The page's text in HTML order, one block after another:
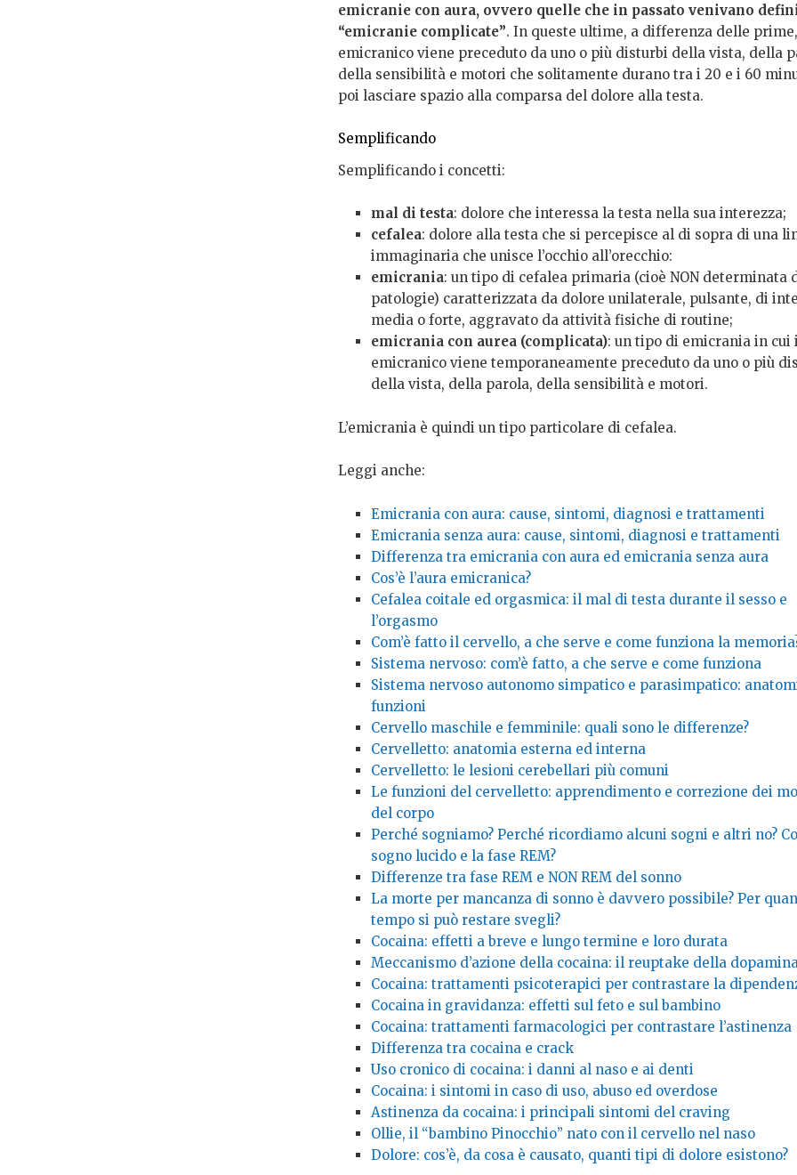
emicranie con aura, ovvero quelle che in passato venivano
“emicranie complicate”. In queste ultime, a differenza delle
emicranico viene preceduto da uno o più disturbi della vista, della
della sensibilità e motori che solitamente durano tra i 20 e i 60
poi lasciare spazio alla comparsa del dolore alla testa.
Semplificando
Semplificando i concetti:
mal di testa: dolore che interessa la testa nella sua interezza;
cefalea: dolore alla testa che si percepisce al di sopra di una
immaginaria che unisce l’occhio all’orecchio:
emicrania: un tipo di cefalea primaria (cioè NON determinata
patologie) caratterizzata da dolore unilaterale, pulsante, di
media o forte, aggravato da attività fisiche di routine;
emicrania con aurea (complicata): un tipo di emicrania in cui
emicranico viene temporaneamente preceduto da uno o più
della vista, della parola, della sensibilità e motori.
L’emicrania è quindi un tipo particolare di cefalea.
Leggi anche:
Emicrania con aura: cause, sintomi, diagnosi e trattamenti
Emicrania senza aura: cause, sintomi, diagnosi e trattamenti
Differenza tra emicrania con aura ed emicrania senza aura
Cos’è l’aura emicranica?
Cefalea coitale ed orgasmica: il mal di testa durante il sesso e
l’orgasmo
Com’è fatto il cervello, a che serve e come funziona la
Sistema nervoso: com’è fatto, a che serve e come funziona
Sistema nervoso autonomo simpatico e parasimpatico:
funzioni
Cervello maschile e femminile: quali sono le differenze?
Cervelletto: anatomia esterna ed interna
Cervelletto: le lesioni cerebellari più comuni
Le funzioni del cervelletto: apprendimento e correzione dei
del corpo
Perché sogniamo? Perché ricordiamo alcuni sogni e altri no?
sogno lucido e la fase REM?
Differenze tra fase REM e NON REM del sonno
La morte per mancanza di sonno è davvero possibile? Per
tempo si può restare svegli?
Cocaina: effetti a breve e lungo termine e loro durata
Meccanismo d’azione della cocaina: il reuptake della dopamina
Cocaina: trattamenti psicoterapici per contrastare la
Cocaina in gravidanza: effetti sul feto e sul bambino
Cocaina: trattamenti farmacologici per contrastare l’astinenza
Differenza tra cocaina e crack
Uso cronico di cocaina: i danni al naso e ai denti
Cocaina: i sintomi in caso di uso, abuso ed overdose
Astinenza da cocaina: i principali sintomi del craving
Ollie, il “bambino Pinocchio” nato con il cervello nel naso
Dolore: cos’è, da cosa è causato, quanti tipi di dolore esistono?